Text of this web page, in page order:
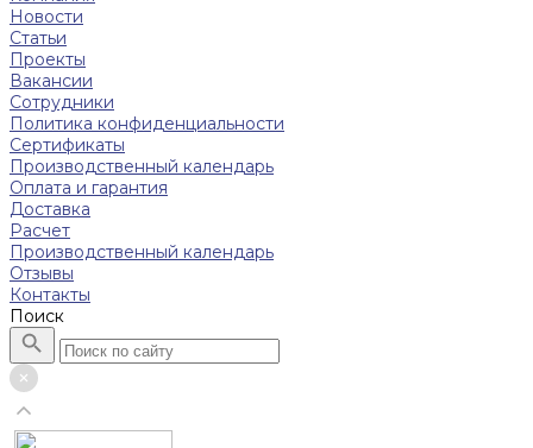
Новости
Статьи
Проекты
Вакансии
Сотрудники
Политика конфиденциальности
Сертификаты
Производственный календарь
Оплата и гарантия
Доставка
Расчет
Производственный календарь
Отзывы
Контакты
Поиск